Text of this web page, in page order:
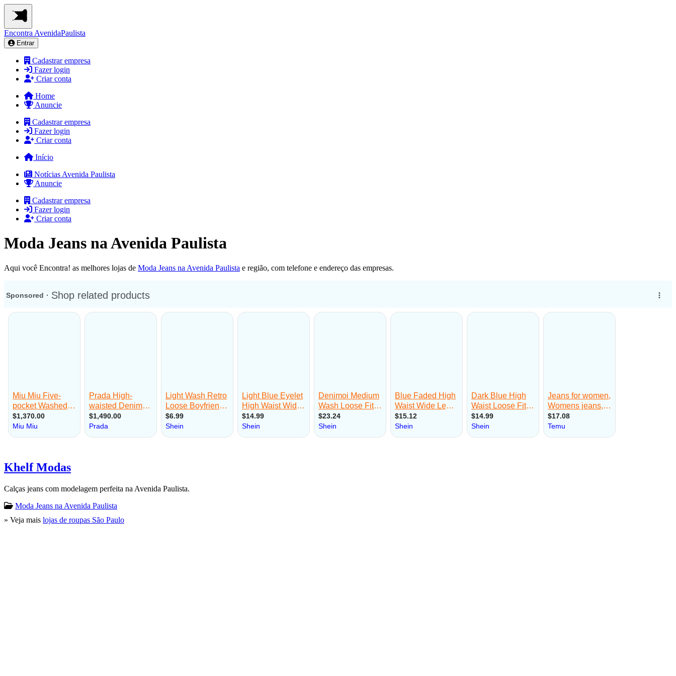
Encontra AvenidaPaulista
Entrar
Cadastrar empresa
Fazer login
Criar conta
Home
Anuncie
Cadastrar empresa
Fazer login
Criar conta
Início
Notícias Avenida Paulista
Anuncie
Cadastrar empresa
Fazer login
Criar conta
Moda Jeans na Avenida Paulista
Aqui você Encontra! as melhores lojas de Moda Jeans na Avenida Paulista e região, com telefone e endereço das empresas.
Khelf Modas
Calças jeans com modelagem perfeita na Avenida Paulista.
Moda Jeans na Avenida Paulista
» Veja mais lojas de roupas São Paulo